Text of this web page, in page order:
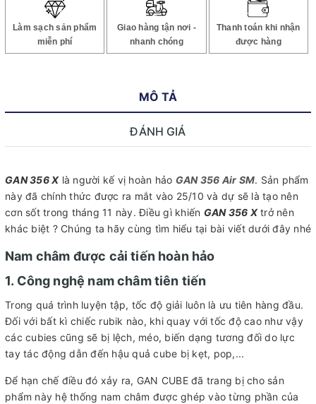
Làm sạch sản phẩm
miễn phí
Giao hàng tận nơi -
nhanh chóng
Thanh toán khi nhận
được hàng
MÔ TẢ
ĐÁNH GIÁ
GAN 356 Xlà người kế vị hoàn hảo GAN 356 Air SM. Sản phẩm
này đã chính thức được ra mắt vào 25/10 và dự sẽ là tạo nên
cơn sốt trong tháng 11 này. Điều gì khiến GAN 356 Xtrở nên
khác biệt ? Chúng ta hãy cùng tìm hiểu tại bài viết dưới đây nhé
Nam châm được cải tiến hoàn hảo
1. Công nghệ nam châm tiên tiến
Trong quá trình luyện tập, tốc độ giải luôn là ưu tiên hàng đầu.
Đối với bất kì chiếc rubik nào, khi quay với tốc độ cao như vậy
các cubies cũng sẽ bị lệch, méo, biến dạng tương đối do lực
tay tác động dẫn đến hậu quả cube bị kẹt, pop,...
Để hạn chế điều đó xảy ra, GAN CUBE đã trang bị cho sản
phẩm này hệ thống nam châm được ghép vào từng phần của